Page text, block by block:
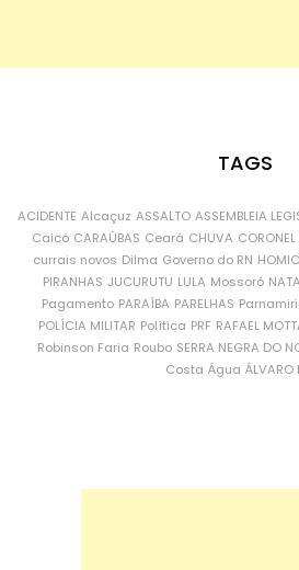
TAGS
ACIDENTE Alcaçuz ASSALTO ASSEMBLEIA
Caicó CARAÚBAS Ceará CHUVA
currais novos Dilma Governo do RN
PIRANHAS JUCURUTU LULA Mossoró
Pagamento PARAÍBA PARELHAS
POLÍCIA MILITAR Política PRF RAFAEL
Robinson Faria Roubo SERRA NEGRA DO
Costa Água ÁLVARO